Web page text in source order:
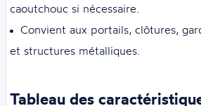
caoutchouc si nécessaire.
Convient aux portails, clôtures,
et structures métalliques.
Tableau des